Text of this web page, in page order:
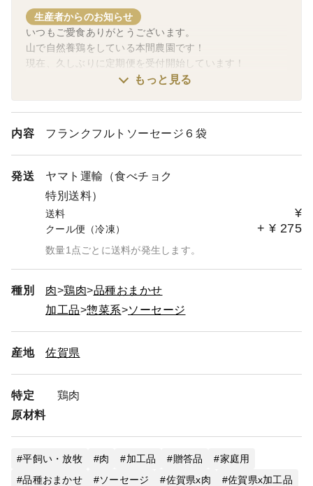
生産者からのお知らせ
いつもご愛食ありがとうございます。
山で自然養鶏をしている本間農園です！
現在、久しぶりに定期便を受付開始しています！
ヒヨコから大切に育てたニワトリたちの有精卵を是非どう
ますます元気に卵を生んでくれています！
本間農園では薬剤不使用、自家配合飼料、デビーク(クチ
バシ切)無しの飼育です！
よろしくお願いいたします😊
もっと見る
内容 フランクフルトソーセージ６袋
発送
ヤマト運輸（食べチョク
特別送料）
送料 ¥
クール便（冷凍） + ¥ 275
数量1点ごとに送料が発生します。
種別 肉 鶏肉
品種おまかせ
加工品
惣菜系 ソーセージ
産地 佐賀県
特定
原材料
鶏肉
平飼い・放牧 肉 加工品 贈答品
家庭用
品種おまかせ
ソーセージ 佐賀県x肉
佐賀県x加工品